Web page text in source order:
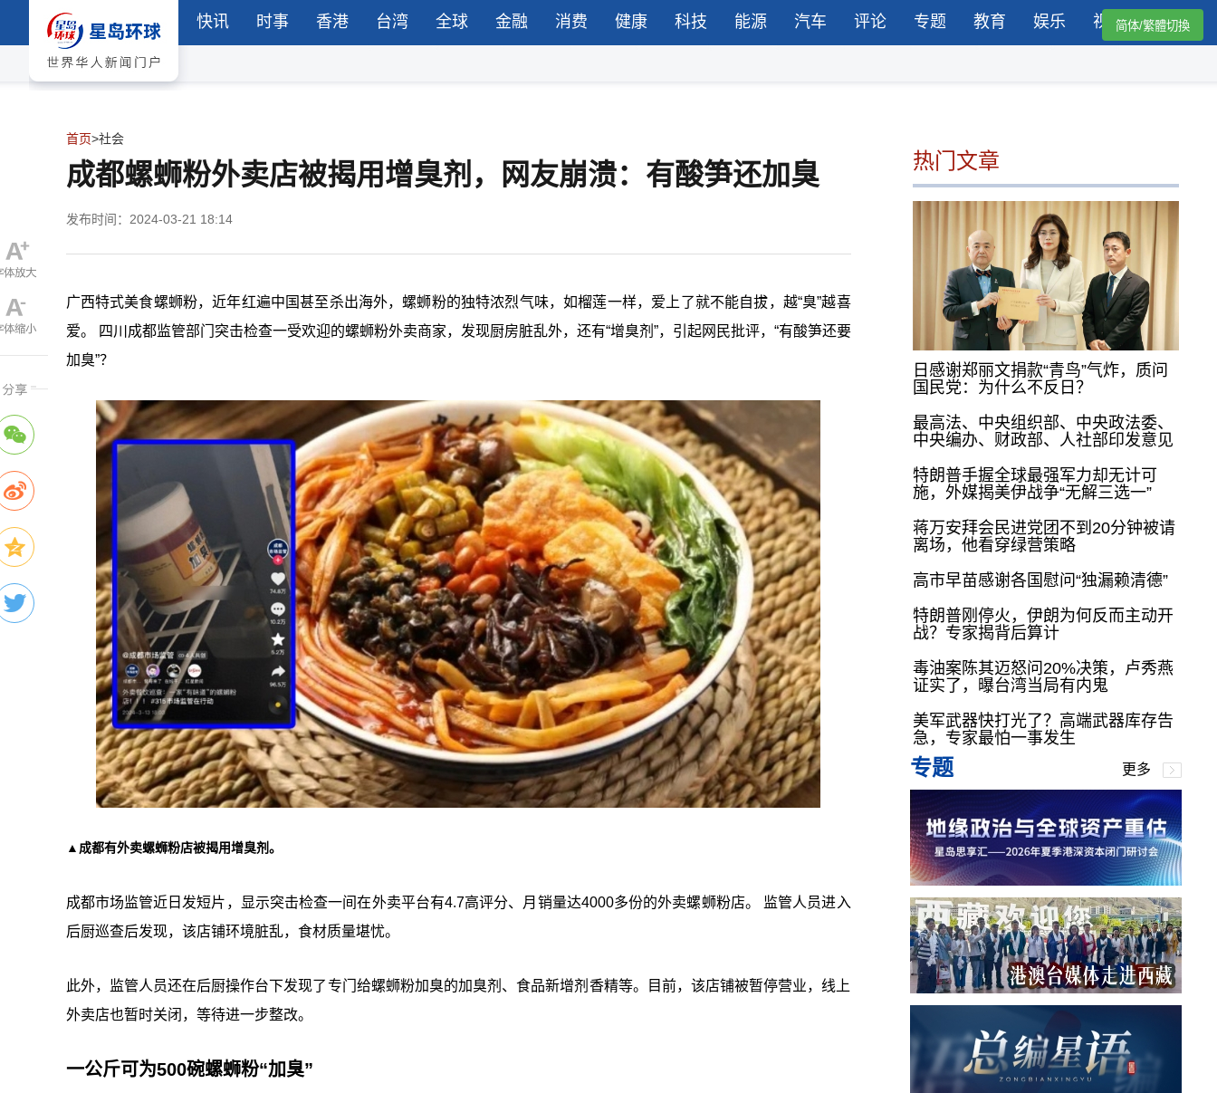
快讯 时事 香港 台湾 全球 金融 消费 健康 科技 能源 汽车 评论 专题 教育 娱乐 视频简体/繁體切換
首页>社会
成都螺蛳粉外卖店被揭用增臭剂，网友崩溃：有酸笋还加臭
发布时间：2024-03-21 18:14
广西特式美食螺蛳粉，近年红遍中国甚至杀出海外，螺蛳粉的独特浓烈气味，如榴莲一样，爱上了就不能自拔，越“臭”越喜
爱。 四川成都监管部门突击检查一受欢迎的螺蛳粉外卖商家，发现厨房脏乱外，还有“增臭剂”，引起网民批评，“有酸笋还要
加臭”？
▲成都有外卖螺蛳粉店被揭用增臭剂。
成都市场监管近日发短片，显示突击检查一间在外卖平台有4.7高评分、月销量达4000多份的外卖螺蛳粉店。 监管人员进入
后厨巡查后发现，该店铺环境脏乱，食材质量堪忧。
此外，监管人员还在后厨操作台下发现了专门给螺蛳粉加臭的加臭剂、食品新增剂香精等。目前，该店铺被暂停营业，线上
外卖店也暂时关闭，等待进一步整改。
一公斤可为500碗螺蛳粉“加臭”
热门文章
日感谢郑丽文捐款“青鸟”气炸，质问
国民党：为什么不反日？
最高法、中央组织部、中央政法委、
中央编办、财政部、人社部印发意见
特朗普手握全球最强军力却无计可
施，外媒揭美伊战争“无解三选一”
蒋万安拜会民进党团不到20分钟被请
离场，他看穿绿营策略
高市早苗感谢各国慰问“独漏赖清德”
特朗普刚停火，伊朗为何反而主动开
战？专家揭背后算计
毒油案陈其迈怒问20%决策，卢秀燕
证实了，曝台湾当局有内鬼
美军武器快打光了？高端武器库存告
急，专家最怕一事发生
专题 更多